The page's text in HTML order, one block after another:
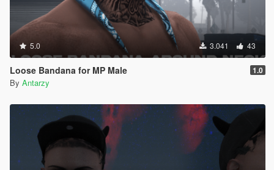
5.0 3.041 43
Loose Bandana for MP Male 1.0
By Antarzy